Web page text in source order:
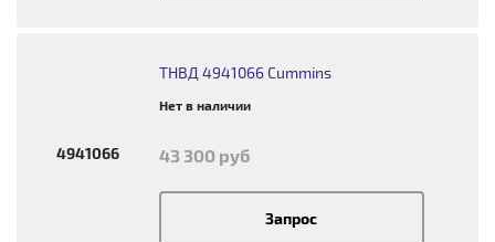
4941066
ТНВД 4941066 Cummins
Нет в наличии
43 300 руб
Запрос